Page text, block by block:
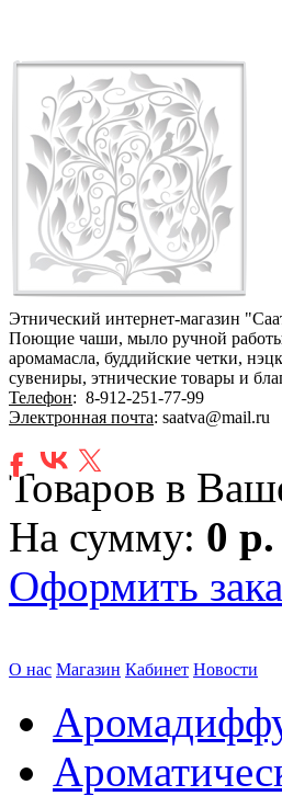
Этнический интернет-магазин
Поющие чаши, мыло ручной
аромамасла, буддийские четки,
сувениры, этнические товары и
Телефон: 8-912-251-77-99
Электронная почта: saatva@mail.ru
Товаров в
На сумму: 0 р.
Оформить
О нас Магазин Кабинет Новости